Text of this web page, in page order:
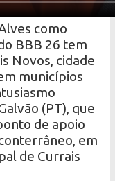
como
BBB 26 tem
Novos, cidade
municípios
(PT), que
de apoio
em
de Currais